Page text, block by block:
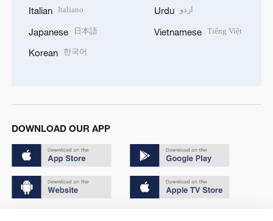
Italian Italiano
Japanese 日本語
Korean 한국어
Urdu اردو
Vietnamese Tiếng Việt
DOWNLOAD OUR APP